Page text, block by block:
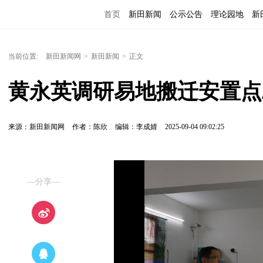
首页 新田新闻 公示公告 理论园地 新
当前位置: 新田新闻网 > 新田新闻 > 正文
黄永英调研易地搬迁安置
来源：新田新闻网 作者：陈欣 编辑：李成婧 2025-09-04 09:02:25
—分享—